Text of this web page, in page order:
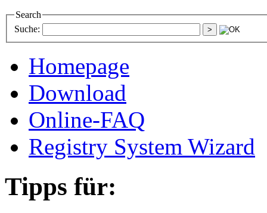
Search
Suche:
Homepage
Download
Online-FAQ
Registry System Wizard
Tipps für: